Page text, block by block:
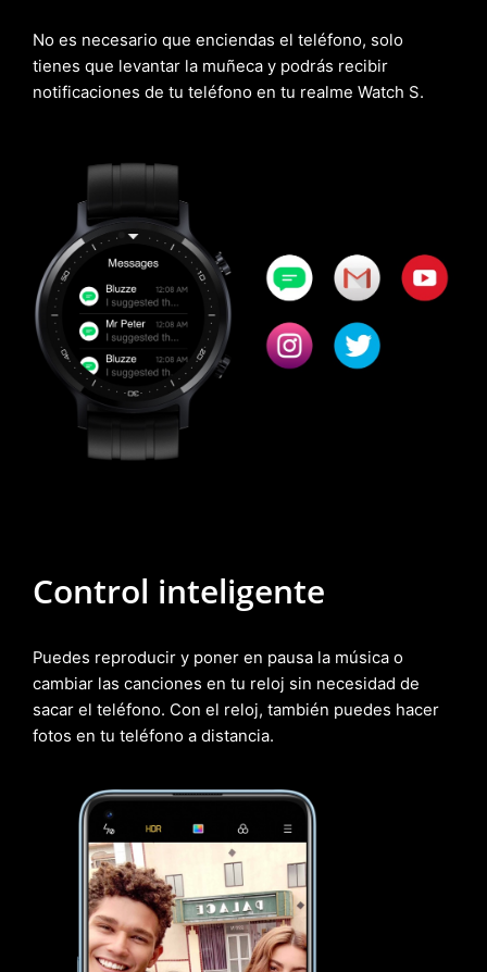
No es necesario que enciendas el teléfono, solo
tienes que levantar la muñeca y podrás recibir
notificaciones de tu teléfono en tu realme Watch S.
Control inteligente
Puedes reproducir y poner en pausa la música o
cambiar las canciones en tu reloj sin necesidad de
sacar el teléfono. Con el reloj, también puedes hacer
fotos en tu teléfono a distancia.